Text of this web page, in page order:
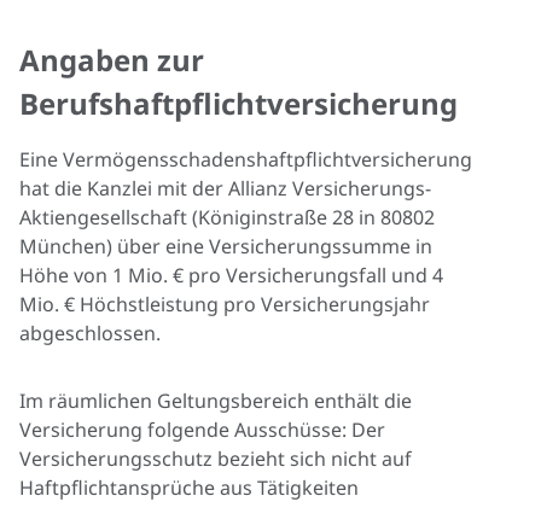
Angaben zur
Berufshaftpflichtversicherung
Eine Vermögensschadenshaftpflichtversicherung
hat die Kanzlei mit der Allianz Versicherungs-
Aktiengesellschaft (Königinstraße 28 in 80802
München) über eine Versicherungssumme in
Höhe von 1 Mio. € pro Versicherungsfall und 4
Mio. € Höchstleistung pro Versicherungsjahr
abgeschlossen.
Im räumlichen Geltungsbereich enthält die
Versicherung folgende Ausschüsse: Der
Versicherungsschutz bezieht sich nicht auf
Haftpflichtansprüche aus Tätigkeiten